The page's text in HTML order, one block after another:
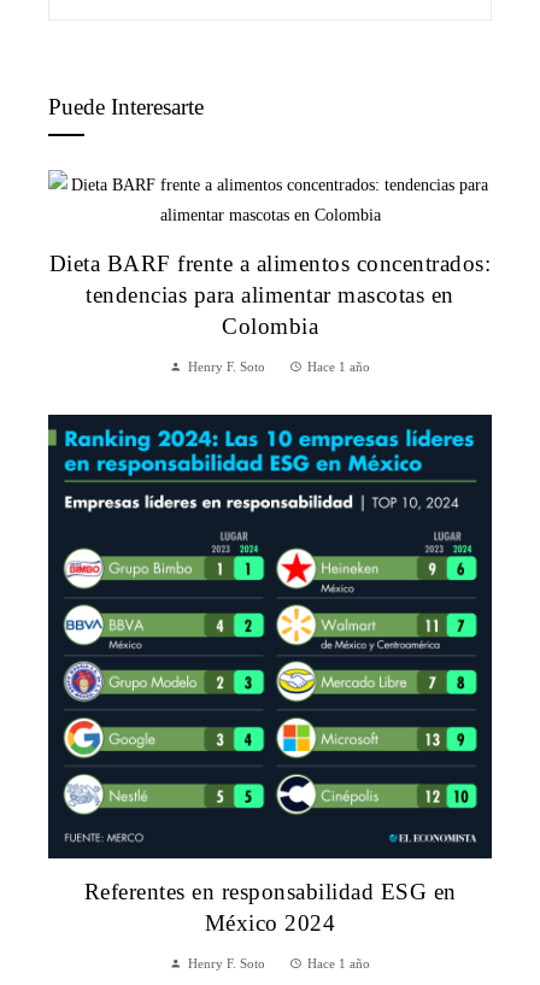
Puede Interesarte
Dieta BARF frente a alimentos concentrados:
tendencias para alimentar mascotas en
Colombia
Henry F. Soto Hace 1 año
Referentes en responsabilidad ESG en
México 2024
Henry F. Soto Hace 1 año